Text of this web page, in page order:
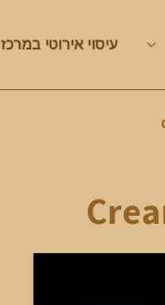
עיסוי אירוטי במרכז